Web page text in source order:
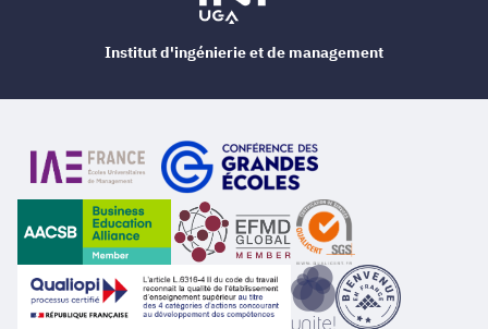
Institut d'ingénierie et de management